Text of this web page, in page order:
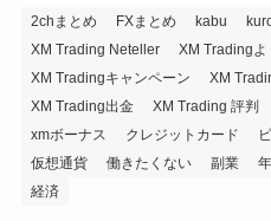
2chまとめ FXまとめ kabu
XM Trading Neteller
XM Trading
XM Tradingキャンペーン
XM
XM Trading出金
XM Trading 評判
xmボーナス
クレジットカード
仮想通貨
働きたくない 副業
経済